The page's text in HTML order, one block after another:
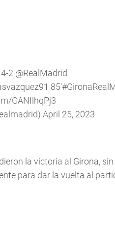
2 @RealMadrid
85'
GANIlhqPj3
April 25, 2023
la victoria al Girona,
para dar la vuelta al